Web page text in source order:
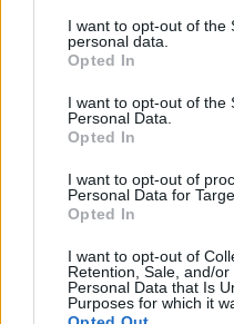
not limited to your visit or
grant or deny consent to
use your data for below
consent section.
I want to opt-out of the
personal data.
Opted In
I want to opt-out of the
Personal Data.
Opted In
I want to opt-out of
Personal Data for
Opted In
I want to opt-out of
Retention, Sale, and/
Personal Data that Is
Purposes for which it